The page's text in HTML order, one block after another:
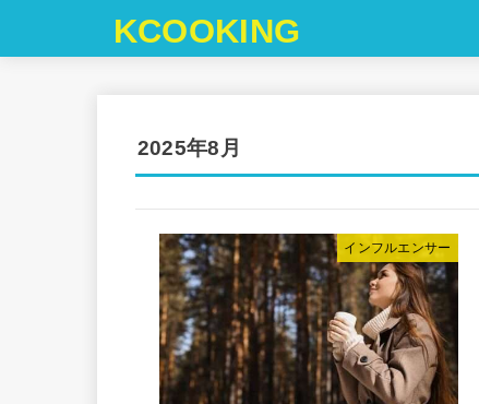
KCOOKING
2025年8月
インフルエンサー